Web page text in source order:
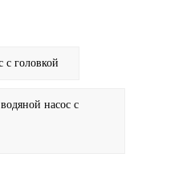
не только
8HP 45M
напор и
головкой
насос с